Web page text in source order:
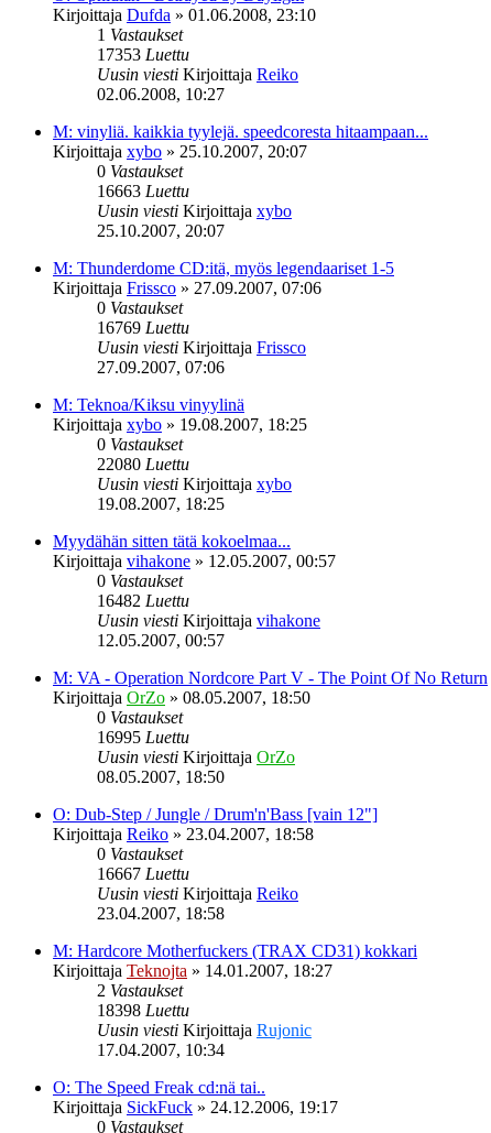
Kirjoittaja Dufda » 01.06.2008, 23:10
1 Vastaukset
17353 Luettu
Uusin viesti Kirjoittaja Reiko
02.06.2008, 10:27
M: vinyliä. kaikkia tyylejä. speedcoresta hitaampaan...
Kirjoittaja xybo » 25.10.2007, 20:07
0 Vastaukset
16663 Luettu
Uusin viesti Kirjoittaja xybo
25.10.2007, 20:07
M: Thunderdome CD:itä, myös legendaariset 1-5
Kirjoittaja Frissco » 27.09.2007, 07:06
0 Vastaukset
16769 Luettu
Uusin viesti Kirjoittaja Frissco
27.09.2007, 07:06
M: Teknoa/Kiksu vinyylinä
Kirjoittaja xybo » 19.08.2007, 18:25
0 Vastaukset
22080 Luettu
Uusin viesti Kirjoittaja xybo
19.08.2007, 18:25
Myydähän sitten tätä kokoelmaa...
Kirjoittaja vihakone » 12.05.2007, 00:57
0 Vastaukset
16482 Luettu
Uusin viesti Kirjoittaja vihakone
12.05.2007, 00:57
M: VA - Operation Nordcore Part V - The Point Of No Return
Kirjoittaja OrZo » 08.05.2007, 18:50
0 Vastaukset
16995 Luettu
Uusin viesti Kirjoittaja OrZo
08.05.2007, 18:50
O: Dub-Step / Jungle / Drum'n'Bass [vain 12"]
Kirjoittaja Reiko » 23.04.2007, 18:58
0 Vastaukset
16667 Luettu
Uusin viesti Kirjoittaja Reiko
23.04.2007, 18:58
M: Hardcore Motherfuckers (TRAX CD31) kokkari
Kirjoittaja Teknojta » 14.01.2007, 18:27
2 Vastaukset
18398 Luettu
Uusin viesti Kirjoittaja Rujonic
17.04.2007, 10:34
O: The Speed Freak cd:nä tai..
Kirjoittaja SickFuck » 24.12.2006, 19:17
0 Vastaukset